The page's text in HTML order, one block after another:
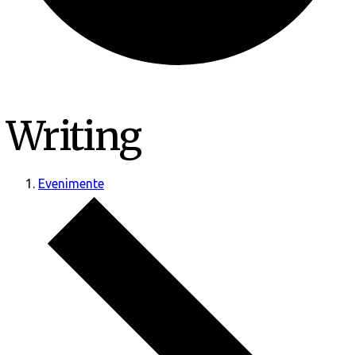
Writing
Evenimente